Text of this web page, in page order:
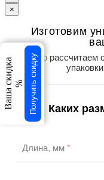
×
Изготовим
Точно
/3 Каких
Длина, мм*
Ваша скидка % Получить скидку